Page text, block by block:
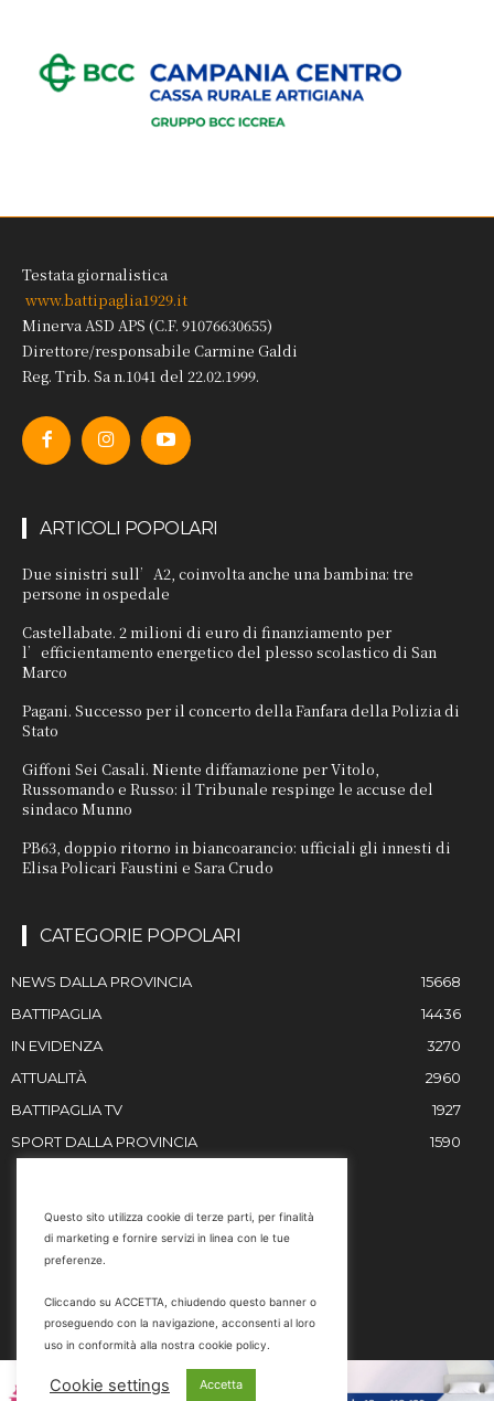
Testata giornalistica
www.battipaglia1929.it
Minerva ASD APS (C.F. 91076630655)
Direttore/responsabile Carmine Galdi
Reg. Trib. Sa n.1041 del 22.02.1999.
ARTICOLI POPOLARI
Due sinistri sull’A2, coinvolta anche una bambina: tre
persone in ospedale
Castellabate. 2 milioni di euro di finanziamento per
l’efficientamento energetico del plesso scolastico di San
Marco
Pagani. Successo per il concerto della Fanfara della Polizia di
Stato
Giffoni Sei Casali. Niente diffamazione per Vitolo,
Russomando e Russo: il Tribunale respinge le accuse del
sindaco Munno
PB63, doppio ritorno in biancoarancio: ufficiali gli innesti di
Elisa Policari Faustini e Sara Crudo
CATEGORIE POPOLARI
NEWS DALLA PROVINCIA
15668
BATTIPAGLIA
14436
IN EVIDENZA
3270
ATTUALITÀ
2960
BATTIPAGLIA TV
1927
SPORT DALLA PROVINCIA
1590
Email
marketing@battipaglia1929.it
carminegaldi@virgilio.it
Questo sito utilizza cookie di terze parti, per finalità
di marketing e fornire servizi in linea con le tue
preferenze.
Cliccando su ACCETTA, chiudendo questo banner o
proseguendo con la navigazione, acconsenti al loro
uso in conformità alla nostra cookie policy.
Cookie settings Accetta